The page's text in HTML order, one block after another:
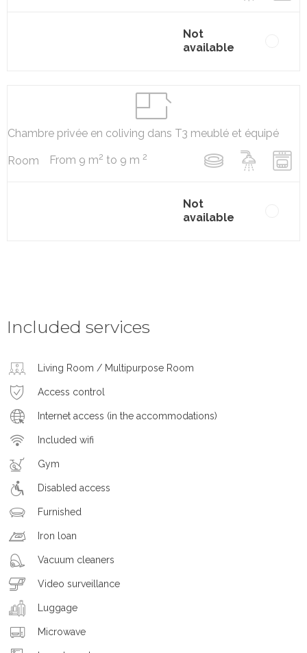
Not
available
Chambre privée en coliving dans T3 meublé et équipé
Room From 9 m2 to 9 m 2
Not
available
Included services
Living Room / Multipurpose Room
Access control
Internet access (in the accommodations)
Included wifi
Gym
Disabled access
Furnished
Iron loan
Vacuum cleaners
Video surveillance
Luggage
Microwave